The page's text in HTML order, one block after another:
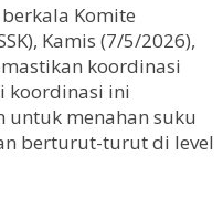
Komite
Kamis (7/5/2026),
koordinasi
koordinasi ini
menahan suku
berturut-turut di level